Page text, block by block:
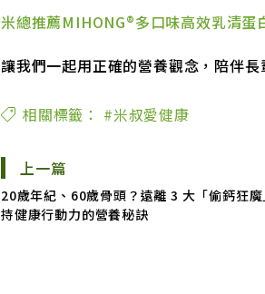
米總推薦MIHONG®多口味高效乳清
讓我們一起用正確的營養觀念，陪伴長
相關標籤： #米叔愛健康
上一篇
20歲年紀、60歲骨頭？遠離 3 大「偷鈣狂
持健康行動力的營養秘訣